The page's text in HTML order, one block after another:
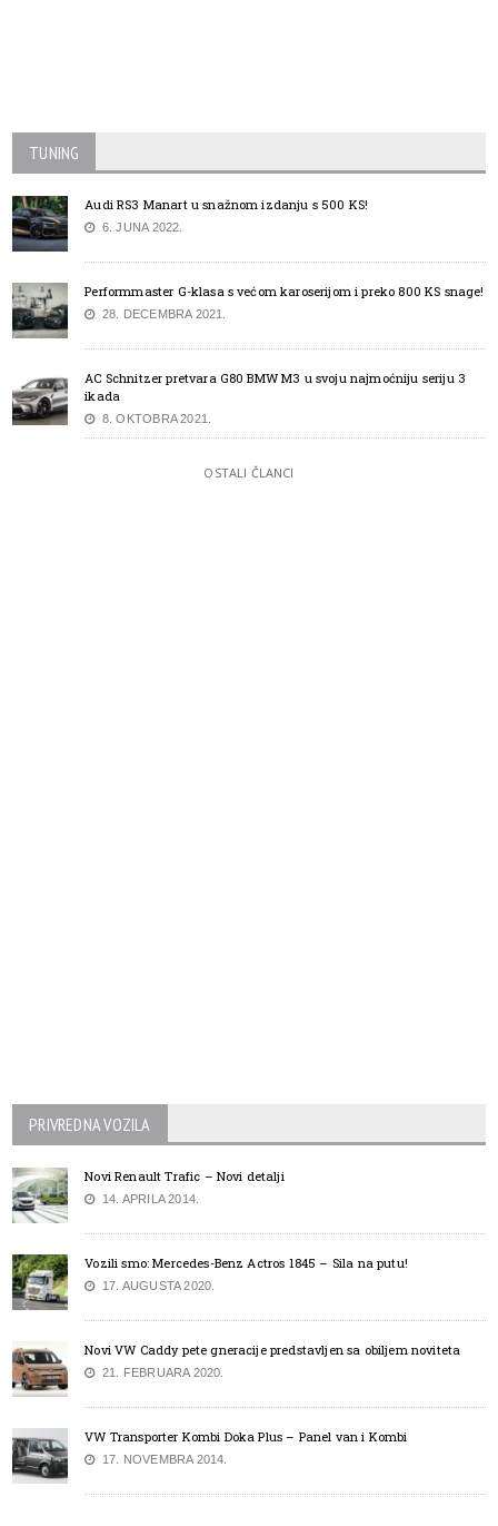
TUNING
Audi RS3 Manart u snažnom izdanju s 500 KS!
6. JUNA 2022.
Performmaster G-klasa s većom karoserijom i preko 800 KS snage!
28. DECEMBRA 2021.
AC Schnitzer pretvara G80 BMW M3 u svoju najmoćniju seriju 3
ikada
8. OKTOBRA 2021.
OSTALI ČLANCI
PRIVREDNA VOZILA
Novi Renault Trafic – Novi detalji
14. APRILA 2014.
Vozili smo: Mercedes-Benz Actros 1845 – Sila na putu!
17. AUGUSTA 2020.
Novi VW Caddy pete gneracije predstavljen sa obiljem noviteta
21. FEBRUARA 2020.
VW Transporter Kombi Doka Plus – Panel van i Kombi
17. NOVEMBRA 2014.